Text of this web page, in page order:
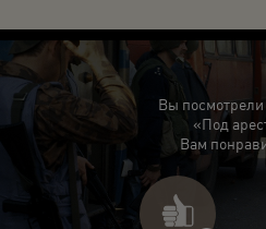
Вы посмотрели
«Под
Вам